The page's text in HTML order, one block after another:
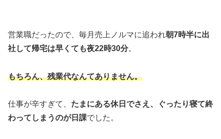
営業職だったので、毎月売上ノルマに追われ朝7時半に出
社して帰宅は早くても夜22時30分。
もちろん、残業代なんてありません。
仕事が辛すぎて、 たまにある休日でさえ、ぐったり寝て終
わってしまうのが日課でした。